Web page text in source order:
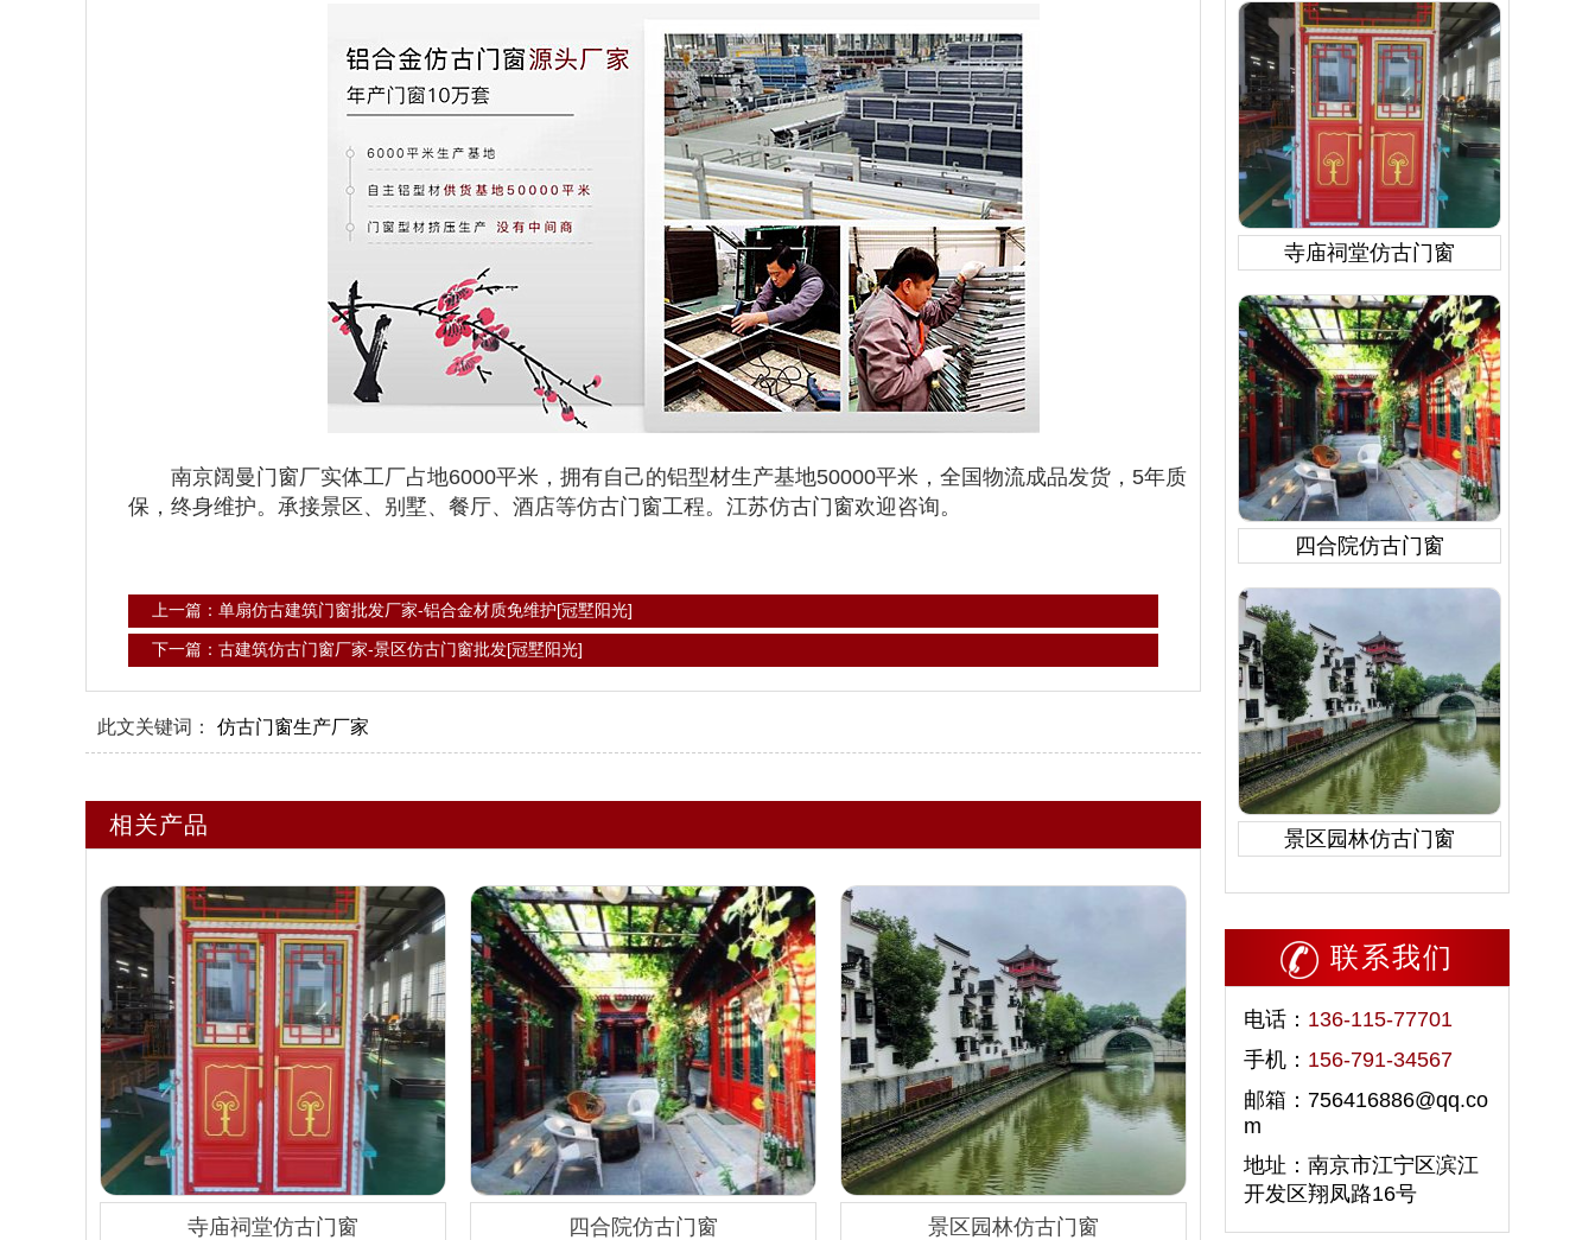
南京阔曼门窗厂实体工厂占地6000平米，拥有自己的铝型材生产基地50000平米，全国物流成品发货，5年质
保，终身维护。承接景区、别墅、餐厅、酒店等仿古门窗工程。江苏仿古门窗欢迎咨询。
上一篇：单扇仿古建筑门窗批发厂家-铝合金材质免维护[冠墅阳光]
下一篇：古建筑仿古门窗厂家-景区仿古门窗批发[冠墅阳光]
此文关键词： 仿古门窗生产厂家
相关产品
寺庙祠堂仿古门窗 四合院仿古门窗 景区园林仿古门窗
寺庙祠堂仿古门窗
四合院仿古门窗
景区园林仿古门窗
联系我们
电话： 136-115-77701
手机： 156-791-34567
邮箱：756416886@qq.co
m
地址：南京市江宁区滨江
开发区翔凤路16号